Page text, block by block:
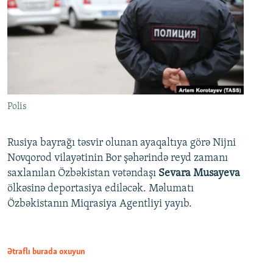
Polis
Rusiya bayrağı təsvir olunan ayaqaltıya görə Nijni
Novqorod vilayətinin Bor şəhərində reyd zamanı
saxlanılan Özbəkistan vətəndaşı Sevara Musayeva
ölkəsinə deportasiya ediləcək. Məlumatı
Özbəkistanın Miqrasiya Agentliyi yayıb.
Ətraflı burada oxuyun